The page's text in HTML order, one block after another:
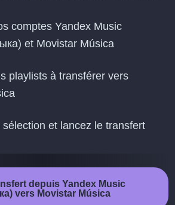
comptes Yandex Music
et Movistar Música
playlists à transférer vers
et lancez le transfert
depuis Yandex Music
vers Movistar Música